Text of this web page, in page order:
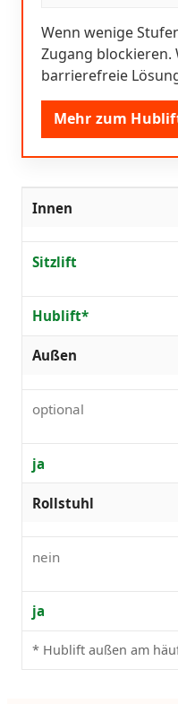
Wenn wenige
Zugang
barrierefreie
Mehr zum
Innen
Sitzlift
Hublift*
Außen
optional
ja
Rollstuhl
nein
ja
* Hublift außen am